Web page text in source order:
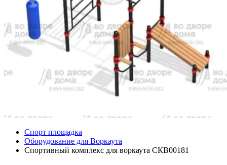
Спорт площадка
Оборудование для Воркаута
Спортивный комплекс для воркаута СКВ00181